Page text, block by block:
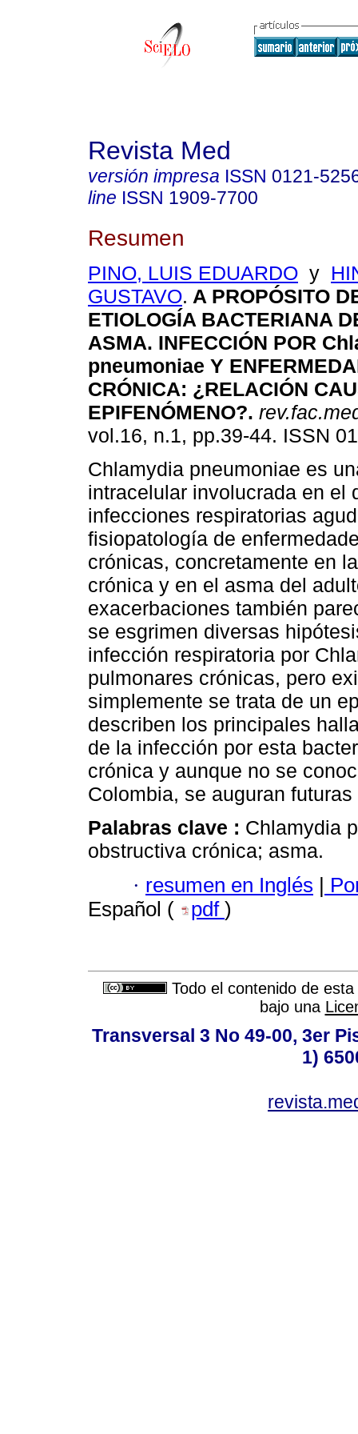
Revista Med
versión impresa ISSN 0121-
line ISSN 1909-7700
Resumen
PINO, LUIS EDUARDO y
GUSTAVO. A PROPÓSITO
ETIOLOGÍA BACTERIANA
ASMA. INFECCIÓN POR
pneumoniae Y
CRÓNICA: ¿RELACIÓN
EPIFENÓMENO?.
vol.16, n.1, pp.39-44. ISSN
Chlamydia pneumoniae es
intracelular involucrada en el
infecciones respiratorias
fisiopatología de
crónicas, concretamente en
crónica y en el asma del
exacerbaciones también
se esgrimen diversas
infección respiratoria por
pulmonares crónicas, pero
simplemente se trata de un
describen los principales
de la infección por esta
crónica y aunque no se
Colombia, se auguran
Palabras clave : Chlamydia
obstructiva crónica; asma.
· resumen en Inglés |
Español (
pdf )
Todo el contenido de
bajo una
Transversal 3 No 49-00, 3er
1)